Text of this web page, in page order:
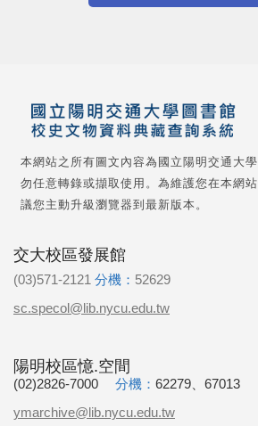
本網站之所有圖文內容為國立陽明交通大
勿任意轉錄或擷取使用。為維護您在本網
議您主動升級瀏覽器到最新版本。
交大校區發展館
(03)571-2121 分機： 52629
sc.specol@lib.nycu.edu.tw
陽明校區憶.空間
(02)2826-7000 分機： 62279、67013
ymarchive@lib.nycu.edu.tw